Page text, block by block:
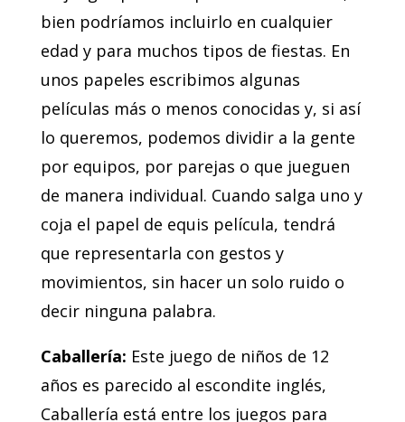
bien podríamos incluirlo en cualquier
edad y para muchos tipos de fiestas. En
unos papeles escribimos algunas
películas más o menos conocidas y, si así
lo queremos, podemos dividir a la gente
por equipos, por parejas o que jueguen
de manera individual. Cuando salga uno y
coja el papel de equis película, tendrá
que representarla con gestos y
movimientos, sin hacer un solo ruido o
decir ninguna palabra.
Caballería: Este juego de niños de 12
años es parecido al escondite inglés,
Caballería está entre los juegos para